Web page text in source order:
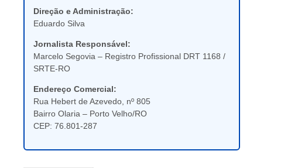
Direção e Administração:
Eduardo Silva
Jornalista Responsável:
Marcelo Segovia – Registro Profissional DRT 1168 /
SRTE-RO
Endereço Comercial:
Rua Hebert de Azevedo, nº 805
Bairro Olaria – Porto Velho/RO
CEP: 76.801-287